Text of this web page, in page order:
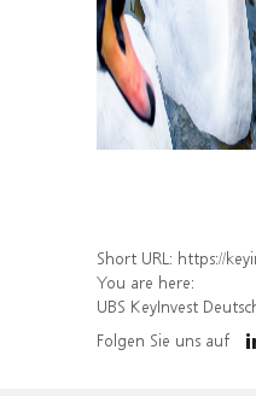
Short URL: https://keyinvest-
You are here:
UBS KeyInvest
Folgen Sie uns auf